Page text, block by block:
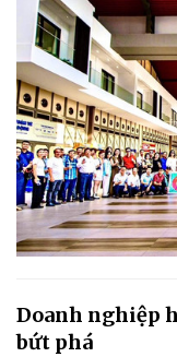
Doanh nghiệp
bứt phá